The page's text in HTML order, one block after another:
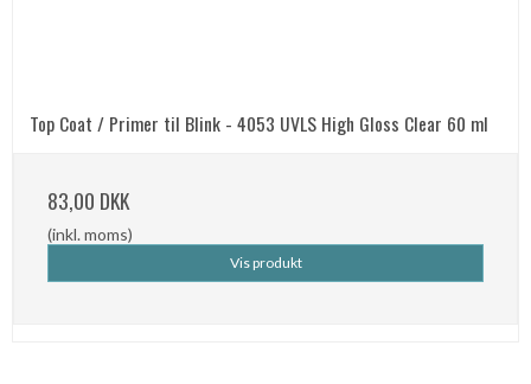
Top Coat / Primer til Blink - 4053 UVLS High Gloss Clear 60 ml
83,00 DKK
(inkl. moms)
Vis produkt